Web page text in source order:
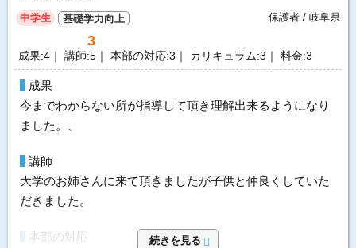
中学生 基礎学力向上 保護者 / 岐阜県
3
成果:4｜ 講師:5｜ 本部の対応:3｜ カリキュラム:3｜ 料金:3
成果
今までわからない所が指導して頂き理解出来るようになり
ました。、
講師
大学のお姉さんに来て頂きましたが子供と仲良くしていた
だきました。
本部の対応
続きを見る